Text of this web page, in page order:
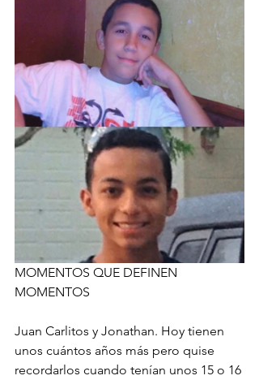
MOMENTOS QUE DEFINEN
MOMENTOS
Juan Carlitos y Jonathan. Hoy tienen
unos cuántos años más pero quise
recordarlos cuando tenían unos 15 o 16